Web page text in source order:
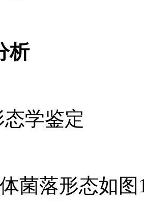
析
学鉴定
菌落形态如